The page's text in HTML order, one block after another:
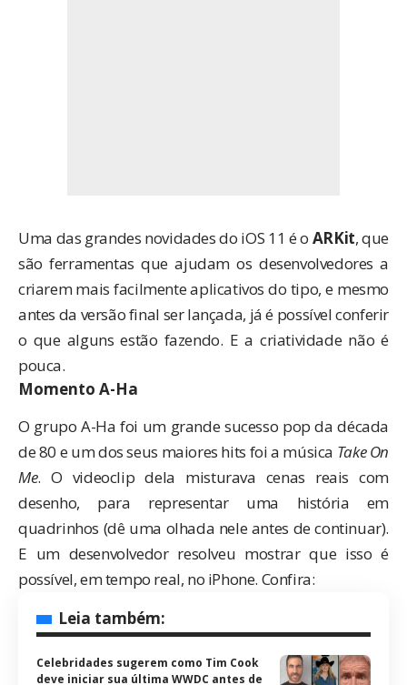
Uma das grandes novidades do iOS 11 é o ARKit, que
são ferramentas que ajudam os desenvolvedores a
criarem mais facilmente aplicativos do tipo, e mesmo
antes da versão final ser lançada, já é possível conferir
o que alguns estão fazendo. E a criatividade não é
pouca.
Momento A-Ha
O grupo A-Ha foi um grande sucesso pop da década
de 80 e um dos seus maiores hits foi a música Take On
Me. O videoclip dela misturava cenas reais com
desenho, para representar uma história em
quadrinhos (dê uma olhada nele antes de continuar).
E um desenvolvedor resolveu mostrar que isso é
possível, em tempo real, no iPhone. Confira:
Leia também:
Celebridades sugerem como Tim Cook
deve iniciar sua última WWDC antes de